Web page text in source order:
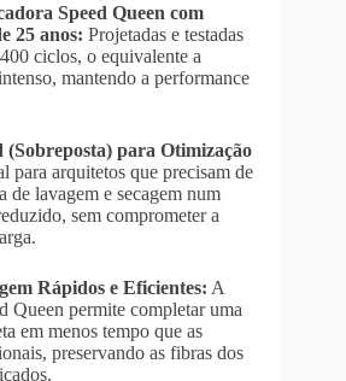
Speed Queen com
25 anos: Projetadas e testadas
ciclos, o equivalente a
mantendo a performance
(Sobreposta) para Otimização
para arquitetos que precisam de
de lavagem e secagem num
sem comprometer a
Rápidos e Eficientes: A
Queen permite completar uma
em menos tempo que as
preservando as fibras dos